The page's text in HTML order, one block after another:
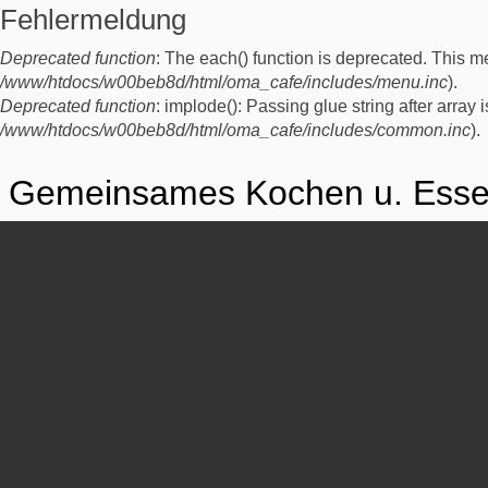
Fehlermeldung
Deprecated function: The each() function is deprecated. This
/www/htdocs/w00beb8d/html/oma_cafe/includes/menu.inc).
Deprecated function: implode(): Passing glue string after array
/www/htdocs/w00beb8d/html/oma_cafe/includes/common.inc).
Gemeinsames Kochen u.